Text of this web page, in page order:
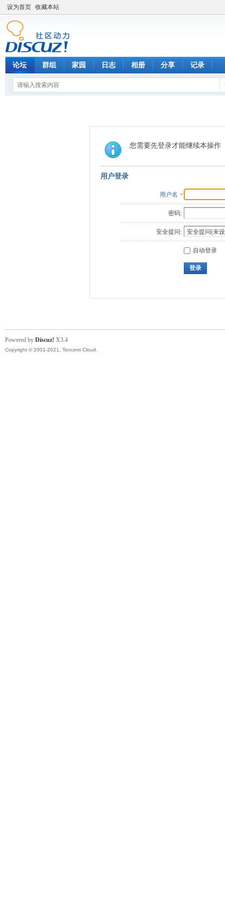
设为首页 收藏本站
论坛 群组 家园 日志 相册 分享 记录
您需要先登录才能继续本操作
用户登录
用户名
密码:
安全提问:
自动登录
登录
Powered by Discuz! X3.4
Copyright © 2001-2021, Tencent Cloud.